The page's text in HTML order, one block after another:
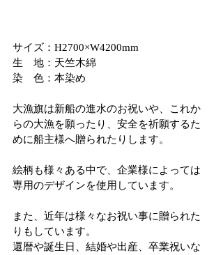
サイズ：H2700×W4200mm
生　地：天竺木綿
染　色：本染め
大漁旗は新船の進水のお祝いや、これか
らの大漁を願ったり、安全を祈願するた
めに船主様へ贈られたりします。
絵柄も様々ある中で、企業様によっては
専用のデザインを使用しています。
また、近年は様々なお祝い事に贈られた
りもしています。
還暦や誕生日、結婚や出産、卒業祝いな